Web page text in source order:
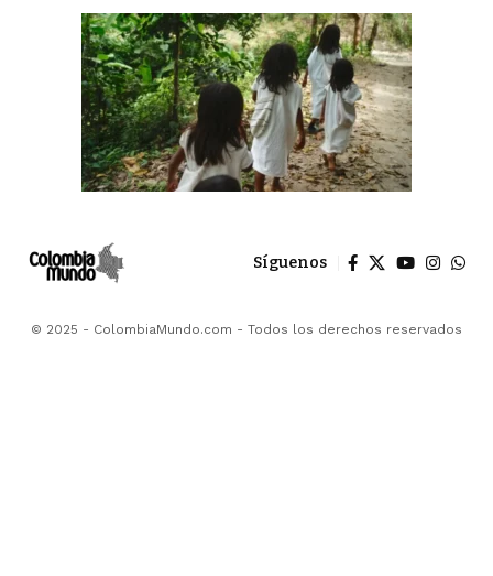
Síguenos
© 2025 - ColombiaMundo.com - Todos los derechos reservados